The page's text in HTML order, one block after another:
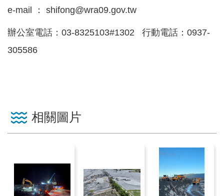
性
專
區
互
動
流
專
e-mail ： shifong@wra09.gov.tw
辦公室電話：03-8325103#1302 行動電話：0937-
305586
相關圖片